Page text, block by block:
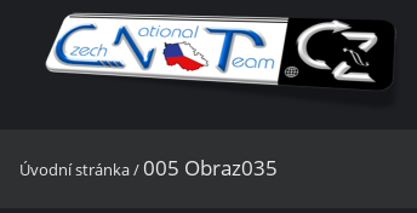
Úvodní stránka/005 Obraz035